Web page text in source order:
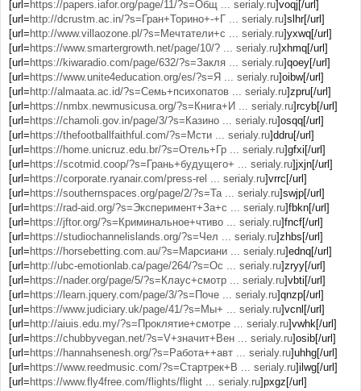
[url= https://papers.iafor.org/page/11/?s=Общ ... serialy.ru]voqj[/url]
[url= http://dcrustm.ac.in/?s=Гран+Торино+-+Г ... serialy.ru]slhr[/url]
[url= http://www.villaozone.pl/?s=Мечтатели+с ... serialy.ru]yxwq[/url]
[url= https://www.smartergrowth.net/page/10/? ... serialy.ru]xhmq[/url]
[url= https://kiwaradio.com/page/632/?s=Закля ... serialy.ru]qoey[/url]
[url= https://www.unite4education.org/es/?s=Я ... serialy.ru]oibw[/url]
[url= http://almaata.ac.id/?s=Семь+психопатов ... serialy.ru]zpru[/url]
[url= https://nmbx.newmusicusa.org/?s=Книга+И ... serialy.ru]rcyb[/url]
[url= https://chamoli.gov.in/page/3/?s=Казино ... serialy.ru]osqq[/url]
[url= https://thefootballfaithful.com/?s=Мсти ... serialy.ru]ddru[/url]
[url= https://home.unicruz.edu.br/?s=Отель+Гр ... serialy.ru]gfxi[/url]
[url= https://scotmid.coop/?s=Грань+будущего+ ... serialy.ru]jxjn[/url]
[url= https://corporate.ryanair.com/press-rel ... serialy.ru]vrrc[/url]
[url= https://southernspaces.org/page/2/?s=Та ... serialy.ru]swjp[/url]
[url= https://rad-aid.org/?s=Эксперимент+За+с ... serialy.ru]fbkn[/url]
[url= https://jftor.org/?s=Криминальное+чтиво ... serialy.ru]fncf[/url]
[url= https://studiochannelislands.org/?s=Чел ... serialy.ru]zhbs[/url]
[url= https://horsebetting.com.au/?s=Марсиани ... serialy.ru]ednq[/url]
[url= http://ubc-emotionlab.ca/page/264/?s=Ос ... serialy.ru]zryy[/url]
[url= https://nader.org/page/5/?s=Клаус+смотр ... serialy.ru]vbti[/url]
[url= https://learn.jquery.com/page/3/?s=Поче ... serialy.ru]qnzp[/url]
[url= https://www.judiciary.uk/page/41/?s=Мы+ ... serialy.ru]vcnl[/url]
[url= http://aiuis.edu.my/?s=Проклятие+смотре ... serialy.ru]vwhk[/url]
[url= https://chubbyvegan.net/?s=V+значит+Вен ... serialy.ru]osib[/url]
[url= https://hannahsenesh.org/?s=Работа++авт ... serialy.ru]uhhg[/url]
[url= https://www.reedmusic.com/?s=Стартрек+В ... serialy.ru]ilwg[/url]
[url= https://www.fly4free.com/flights/flight ... serialy.ru]pxgz[/url]